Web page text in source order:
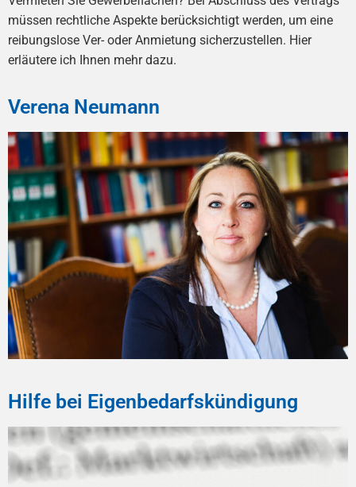
müssen rechtliche Aspekte berücksichtigt werden, um eine
reibungslose Ver- oder Anmietung sicherzustellen. Hier
erläutere ich Ihnen mehr dazu.
Verena Neumann
Hilfe bei Eigenbedarfskündigung